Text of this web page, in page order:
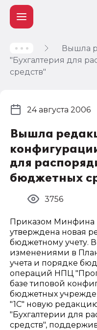
Вышла
"Бухгалтерия для
средств"
Вышла
для
бюджетных
24 августа 2006
3756
Приказом Минфина
утверждена новая
бюджетному учету.
изменениями в
учета и порядке
операций НПЦ
базе типовой
бюджетных
"1С" новую
"Бухгалтерии для
средств",
Учет и